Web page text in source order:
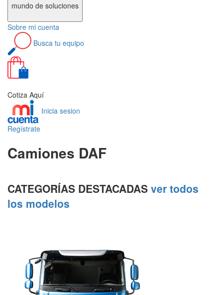
mundo de soluciones
Sobre mi cuenta
Busca tu equipo
Cotiza Aquí
Inicia sesion
Regístrate
Camiones DAF
CATEGORÍAS DESTACADAS ver todos
los modelos